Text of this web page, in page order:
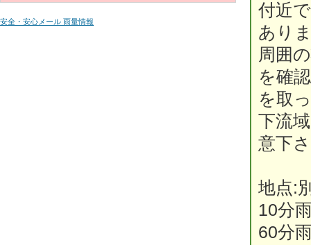
付近
あり
周囲
を確
を取
下流
意下
地点:
10分
60分
安全・安心メール 雨量情報